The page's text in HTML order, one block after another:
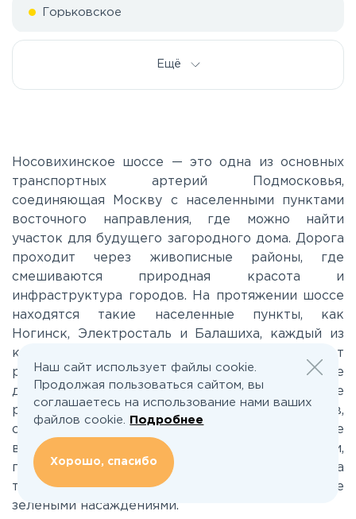
Горьковское
Калужское
Каширское
Киевское
Ленинградское
Минское
Ещё
Носовихинское шоссе — это одна из основных
транспортных артерий Подмосковья,
соединяющая Москву с населенными пунктами
восточного направления, где можно найти
участок для будущего загородного дома. Дорога
проходит через живописные районы, где
смешиваются природная красота и
инфраструктура городов. На протяжении шоссе
находятся такие населенные пункты, как
Ногинск, Электросталь и Балашиха, каждый из
которых имеет свою атмосферу и предлагает
разнообразные культурные
достопримечательности. В окрестностях шоссе
расположено несколько живописных водоемов,
среди которых выделяется Пироговское
водохранилище, идеальное место для рыбалки,
прогулок на лодках и летнего отдыха у воды, а
также другие озёра и пруды, окруженные
зелеными насаждениями.
Наш сайт использует файлы cookie.
Продолжая пользоваться сайтом, вы
соглашаетесь на использование нами ваших
файлов cookie.
Подробнее
Хорошо, спасибо